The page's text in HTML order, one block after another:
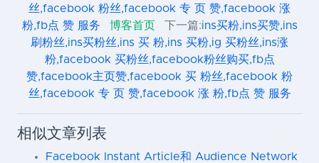
丝,facebook 粉丝,facebook 专 页 赞,facebook 涨
粉,fb点 赞 服务
博客首页 下一篇:ins买粉,ins买赞,ins
刷粉丝,ins买粉丝,ins 买 粉,ins 买粉,ig 买粉丝,ins涨
粉,facebook 买粉丝,facebook粉丝购买,fb点
赞,facebook主页赞,facebook 买 粉丝,facebook 粉
丝,facebook 专 页 赞,facebook 涨 粉,fb点 赞 服务
相似文章列表
Facebook Instant Article和 Audience Network